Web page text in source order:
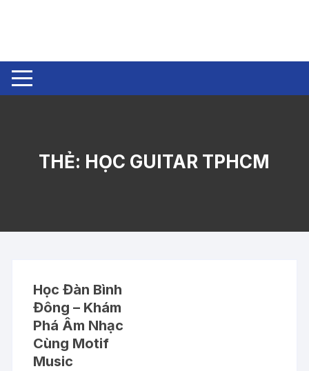
THẺ: HỌC GUITAR TPHCM
Học Đàn Bình
Đông – Khám
Phá Âm Nhạc
Cùng Motif
Music